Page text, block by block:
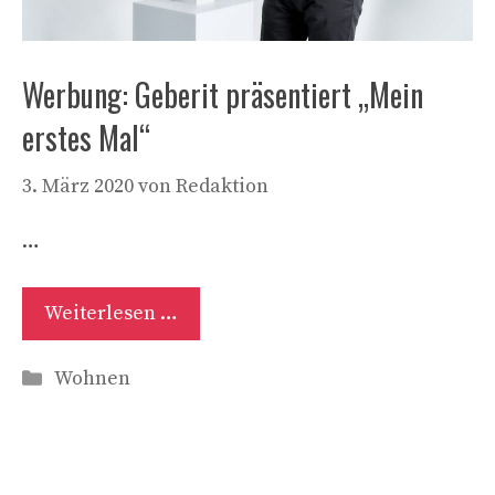
Werbung: Geberit präsentiert „Mein
erstes Mal“
3. März 2020vonRedaktion
…
Weiterlesen …
Kategorien
Wohnen